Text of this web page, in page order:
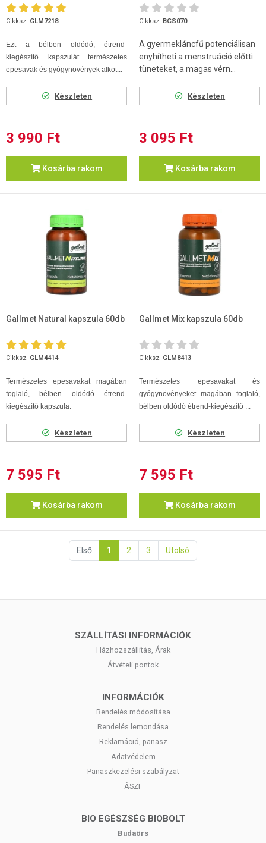
Cikksz. GLM7218
Ezt a bélben oldódó, étrend-
kiegészítő kapszulát természetes
epesavak és gyógynövények alkot...
Készleten
3 990 Ft
Kosárba rakom
Cikksz. BCS070
A gyermekláncfű potenciálisan
enyhítheti a menstruáció előtti
tüneteket, a magas vérn...
Készleten
3 095 Ft
Kosárba rakom
Gallmet Natural kapszula 60db
Cikksz. GLM4414
Természetes epesavakat magában
foglaló, bélben oldódó étrend-
kiegészítő kapszula.
Készleten
7 595 Ft
Kosárba rakom
Gallmet Mix kapszula 60db
Cikksz. GLM8413
Természetes epesavakat és
gyógynövényeket magában foglaló,
bélben oldódó étrend-kiegészítő ...
Készleten
7 595 Ft
Kosárba rakom
Első 1 2 3 Utolsó
SZÁLLÍTÁSI INFORMÁCIÓK
Házhozszállítás, Árak
Átvételi pontok
INFORMÁCIÓK
Rendelés módosítása
Rendelés lemondása
Reklamáció, panasz
Adatvédelem
Panaszkezelési szabályzat
ÁSZF
BIO EGÉSZSÉG BIOBOLT
Budaörs